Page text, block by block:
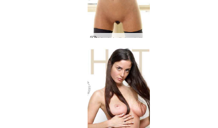
Muriel slickar tuttar